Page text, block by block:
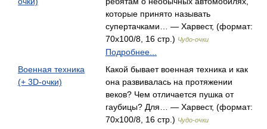
которые принято называть
супертачками… — Харвест, (формат:
70x100/8, 16 стр.) Чудо-очки
Подробнее...
Военная техника
(+ 3D-очки)
Какой бывает военная техника и как
она развивалась на протяжении
веков? Чем отличается пушка от
гаубицы? Для… — Харвест, (формат:
70x100/8, 16 стр.) Чудо-очки